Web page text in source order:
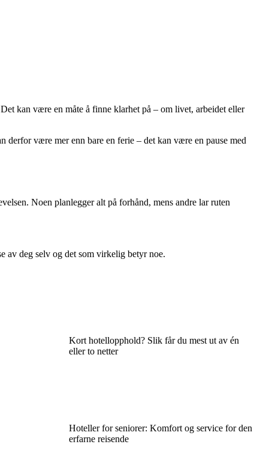
kan være en måte å finne klarhet på – om livet, arbeidet eller
derfor være mer enn bare en ferie – det kan være en pause med
Noen planlegger alt på forhånd, mens andre lar ruten
av deg selv og det som virkelig betyr noe.
Kort hotellopphold? Slik får du mest ut av én
eller to netter
Hoteller for seniorer: Komfort og service for den
erfarne reisende